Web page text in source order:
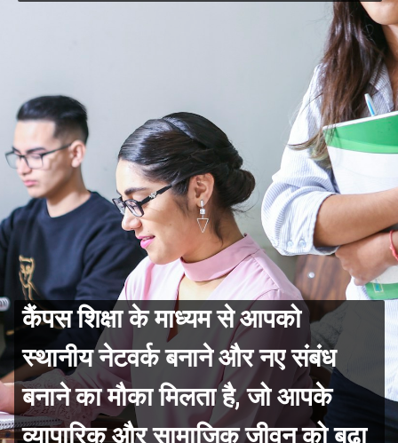
कैंपस शिक्षा के माध्यम से आपको
स्थानीय नेटवर्क बनाने और नए संबंध
बनाने का मौका मिलता है, जो आपके
व्यापारिक और सामाजिक जीवन को बढ़ा